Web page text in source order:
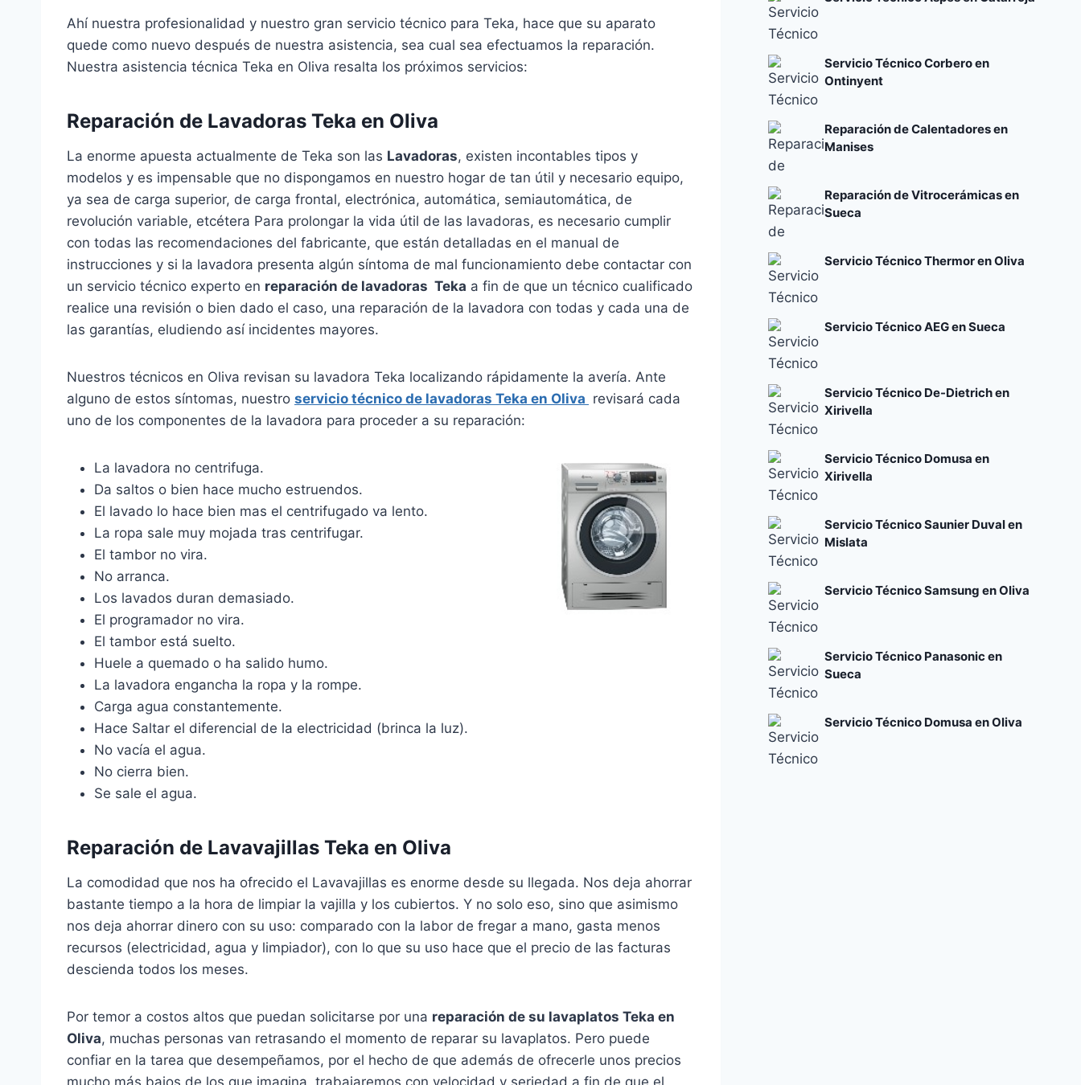
Ahí nuestra profesionalidad y nuestro gran servicio técnico para Teka, hace que su aparato
quede como nuevo después de nuestra asistencia, sea cual sea efectuamos la reparación.
Nuestra asistencia técnica Teka en Oliva resalta los próximos servicios:
Reparación de Lavadoras Teka en Oliva
La enorme apuesta actualmente de Teka son las Lavadoras, existen incontables tipos y
modelos y es impensable que no dispongamos en nuestro hogar de tan útil y necesario equipo,
ya sea de carga superior, de carga frontal, electrónica, automática, semiautomática, de
revolución variable, etcétera Para prolongar la vida útil de las lavadoras, es necesario cumplir
con todas las recomendaciones del fabricante, que están detalladas en el manual de
instrucciones y si la lavadora presenta algún síntoma de mal funcionamiento debe contactar con
un servicio técnico experto en reparación de lavadoras Teka a fin de que un técnico cualificado
realice una revisión o bien dado el caso, una reparación de la lavadora con todas y cada una de
las garantías, eludiendo así incidentes mayores.
Nuestros técnicos en Oliva revisan su lavadora Teka localizando rápidamente la avería. Ante
alguno de estos síntomas, nuestro servicio técnico de lavadoras Teka en Oliva revisará cada
uno de los componentes de la lavadora para proceder a su reparación:
La lavadora no centrifuga.
Da saltos o bien hace mucho estruendos.
El lavado lo hace bien mas el centrifugado va lento.
La ropa sale muy mojada tras centrifugar.
El tambor no vira.
No arranca.
Los lavados duran demasiado.
El programador no vira.
El tambor está suelto.
Huele a quemado o ha salido humo.
La lavadora engancha la ropa y la rompe.
Carga agua constantemente.
Hace Saltar el diferencial de la electricidad (brinca la luz).
No vacía el agua.
No cierra bien.
Se sale el agua.
Reparación de Lavavajillas Teka en Oliva
La comodidad que nos ha ofrecido el Lavavajillas es enorme desde su llegada. Nos deja ahorrar
bastante tiempo a la hora de limpiar la vajilla y los cubiertos. Y no solo eso, sino que asimismo
nos deja ahorrar dinero con su uso: comparado con la labor de fregar a mano, gasta menos
recursos (electricidad, agua y limpiador), con lo que su uso hace que el precio de las facturas
descienda todos los meses.
Por temor a costos altos que puedan solicitarse por una reparación de su lavaplatos Teka en
Oliva, muchas personas van retrasando el momento de reparar su lavaplatos. Pero puede
confiar en la tarea que desempeñamos, por el hecho de que además de ofrecerle unos precios
Servicio Técnico Corbero en
Ontinyent
Reparación de Calentadores en
Manises
Reparación de Vitrocerámicas en
Sueca
Servicio Técnico Thermor en Oliva
Servicio Técnico AEG en Sueca
Servicio Técnico De-Dietrich en
Xirivella
Servicio Técnico Domusa en
Xirivella
Servicio Técnico Saunier Duval en
Mislata
Servicio Técnico Samsung en Oliva
Servicio Técnico Panasonic en
Sueca
Servicio Técnico Domusa en Oliva